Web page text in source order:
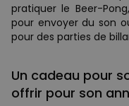
pratiquer le Beer-
pour envoyer du son
pour des parties de
Un cadeau pour
offrir pour son